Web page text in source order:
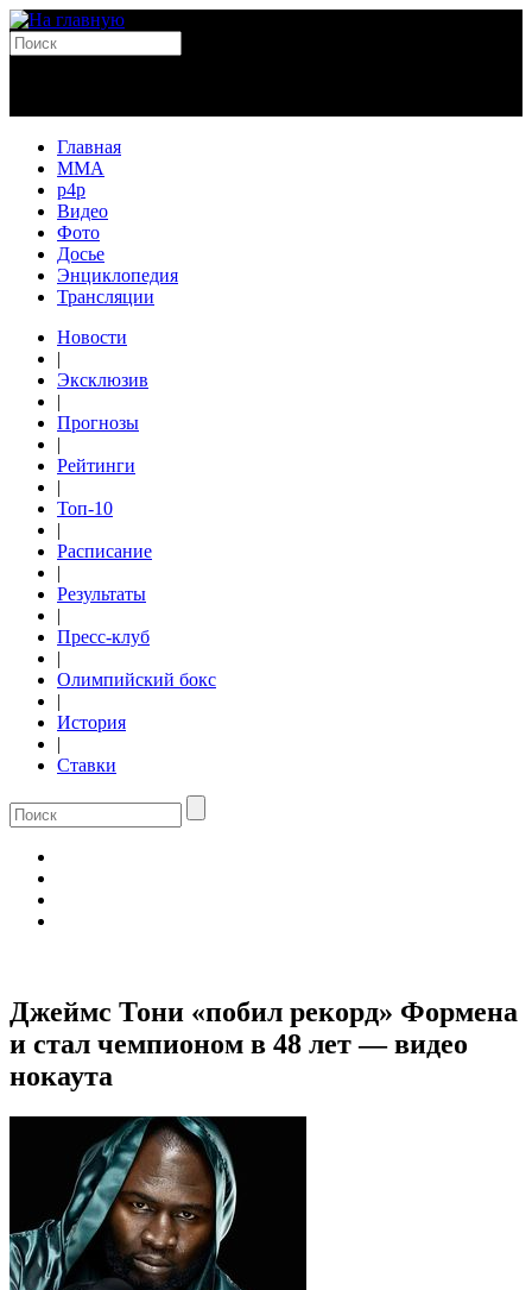
Главная
MMA
p4p
Видео
Фото
Досье
Энциклопедия
Трансляции
Новости
|
Эксклюзив
|
Прогнозы
|
Рейтинги
|
Топ-10
|
Расписание
|
Результаты
|
Пресс-клуб
|
Олимпийский бокс
|
История
|
Ставки
Джеймс Тони «побил рекорд» Формена
и стал чемпионом в 48 лет — видео
нокаута